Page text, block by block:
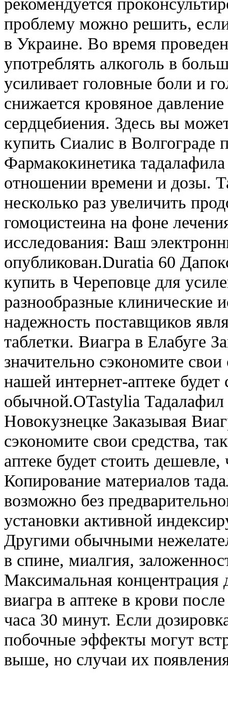
проблему можно решить,
в Украине. Во время
употреблять алкоголь в
усиливает головные боли и
снижается кровяное
сердцебиения. Здесь вы
купить Сиалис в
Фармакокинетика
отношении времени и дозы.
несколько раз увеличить
гомоцистеина на фоне
исследования: Ваш
опубликован.Duratia 60
купить в Череповце для
разнообразные клинические
надежность поставщиков
таблетки. Виагра в Елабуге
значительно сэкономите
нашей интернет-аптеке
обычной.OTastylia
Новокузнецке Заказывая
сэкономите свои средства,
аптеке будет стоить
Копирование материалов
возможно без
установки активной
Другими обычными
в спине, миалгия,
Максимальная концентрация
виагра в аптеке в крови
часа 30 минут. Если
побочные эффекты могут
выше, но случаи их